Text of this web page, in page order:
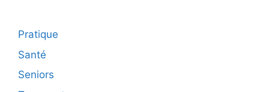
Pratique
Santé
Seniors